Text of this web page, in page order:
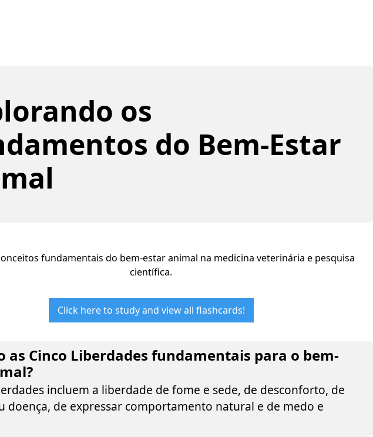
os
do Bem-Estar
fundamentais do bem-estar animal na medicina veterinária e pesquisa
científica.
Click here to study and view all flashcards!
as Cinco Liberdades fundamentais para o bem-
incluem a liberdade de fome e sede, de desconforto, de
doença, de expressar comportamento natural e de medo e